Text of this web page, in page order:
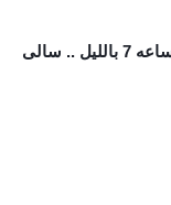
( ف احدى الكافيهات ف منظقة مدينة نصر الساعه 7 بالليل .. سالى